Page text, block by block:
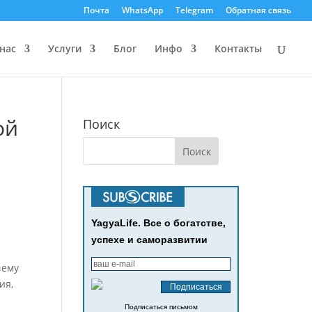
Почта WhatsApp Telegram Обратная связь
Услуги Блог Инфо Контакты
Поиск
YagyaLife. Все о богатстве,
успехе и саморазвитии
Подписаться письмом